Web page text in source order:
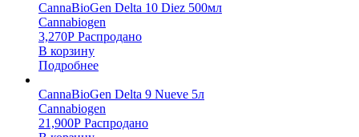
CannaBioGen Delta 10 Diez 500мл
Cannabiogen
3,270Р Распродано
В корзину
Подробнее
CannaBioGen Delta 9 Nueve 5л
Cannabiogen
21,900Р Распродано